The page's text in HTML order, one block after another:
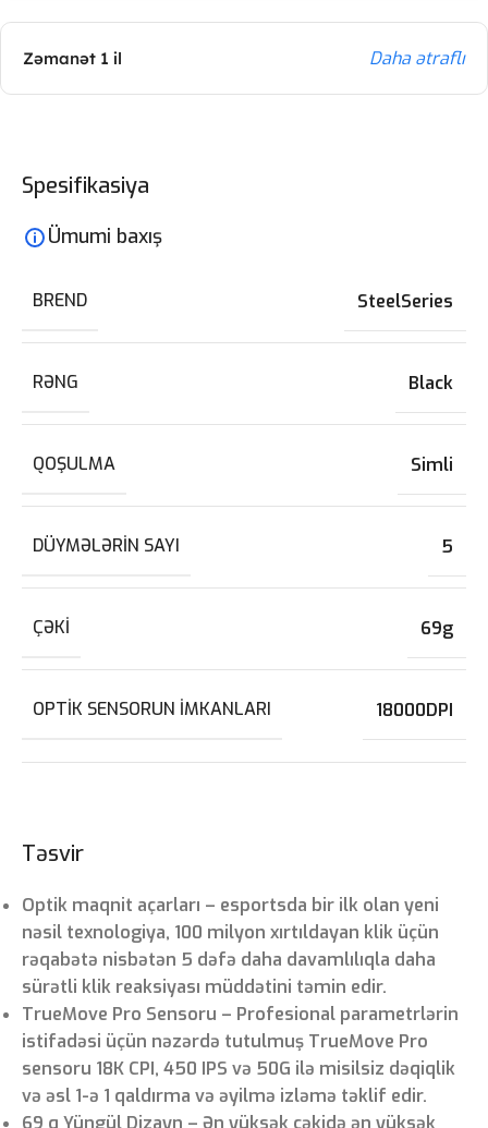
Zəmanət 1 il Daha ətraflı
Təsvir
Optik maqnit açarları – esportsda bir ilk olan yeni
nəsil texnologiya, 100 milyon xırtıldayan klik üçün
rəqabətə nisbətən 5 dəfə daha davamlılıqla daha
sürətli klik reaksiyası müddətini təmin edir.
TrueMove Pro Sensoru – Profesional parametrlərin
istifadəsi üçün nəzərdə tutulmuş TrueMove Pro
sensoru 18K CPI, 450 IPS və 50G ilə misilsiz dəqiqlik
və əsl 1-ə 1 qaldırma və əyilmə izləmə təklif edir.
69 q Yüngül Dizayn – Ən yüksək çəkidə ən yüksək
Spesifikasiya
Ümumi baxış
BREND SteelSeries
RƏNG Black
QOŞULMA Simli
DÜYMƏLƏRIN SAYI 5
ÇƏKI 69g
OPTIK SENSORUN IMKANLARI 18000DPI